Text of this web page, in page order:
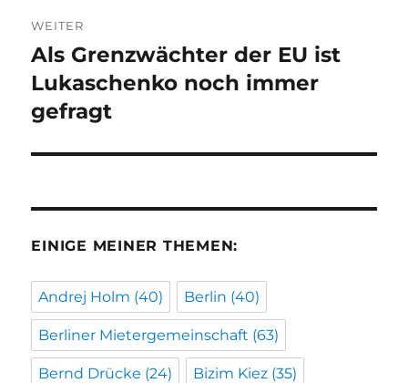
WEITER
Nächster
Beitrag:
Als Grenzwächter der EU ist
Lukaschenko noch immer
gefragt
EINIGE MEINER THEMEN:
Andrej Holm (40) Berlin (40)
Berliner Mietergemeinschaft (63)
Bernd Drücke (24) Bizim Kiez (35)